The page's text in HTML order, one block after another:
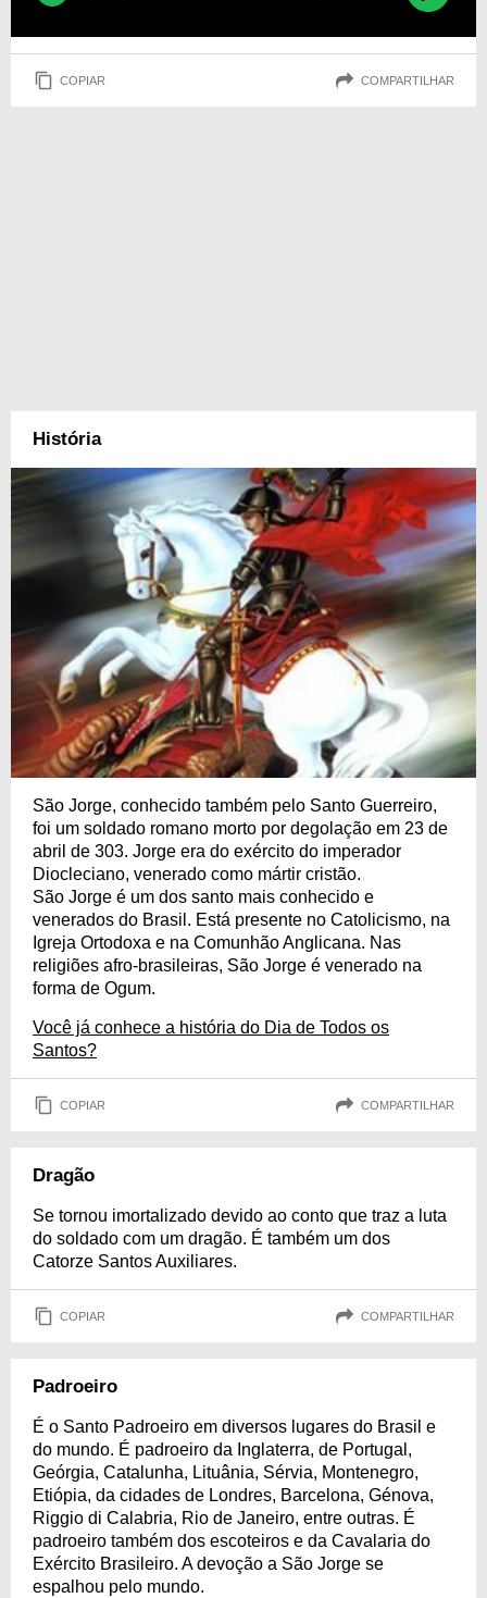
COPIAR COMPARTILHAR
História
São Jorge, conhecido também pelo Santo Guerreiro,
foi um soldado romano morto por degolação em 23 de
abril de 303. Jorge era do exército do imperador
Diocleciano, venerado como mártir cristão.
São Jorge é um dos santo mais conhecido e
venerados do Brasil. Está presente no Catolicismo, na
Igreja Ortodoxa e na Comunhão Anglicana. Nas
religiões afro-brasileiras, São Jorge é venerado na
forma de Ogum.
Você já conhece a história do Dia de Todos os
Santos?
COPIAR COMPARTILHAR
Dragão
Se tornou imortalizado devido ao conto que traz a luta
do soldado com um dragão. É também um dos
Catorze Santos Auxiliares.
COPIAR COMPARTILHAR
Padroeiro
É o Santo Padroeiro em diversos lugares do Brasil e
do mundo. É padroeiro da Inglaterra, de Portugal,
Geórgia, Catalunha, Lituânia, Sérvia, Montenegro,
Etiópia, da cidades de Londres, Barcelona, Génova,
Riggio di Calabria, Rio de Janeiro, entre outras. É
padroeiro também dos escoteiros e da Cavalaria do
Exército Brasileiro. A devoção a São Jorge se
espalhou pelo mundo.